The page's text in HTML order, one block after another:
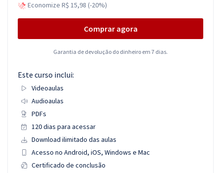
Economize R$ 15,98 (-20%)
Comprar agora
Garantia de devolução do dinheiro em 7 dias.
Este curso inclui:
Videoaulas
Audioaulas
PDFs
120 dias para acessar
Download ilimitado das aulas
Acesso no Android, iOS, Windows e Mac
Certificado de conclusão